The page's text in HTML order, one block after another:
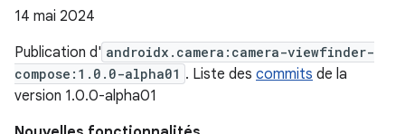
14 mai 2024
Publication d' androidx.camera:camera-viewfinder-
compose:1.0.0-alpha01 . Liste des commits de la
version 1.0.0-alpha01